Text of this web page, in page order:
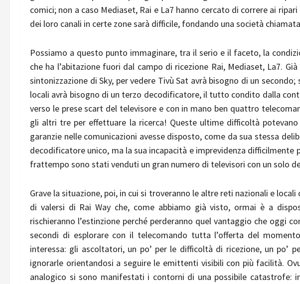
comici; non a caso Mediaset, Rai e La7 hanno cercato di correre ai
dei loro canali in certe zone sarà difficile, fondando una società
Possiamo a questo punto immaginare, tra il serio e il faceto, la
che ha l’abitazione fuori dal campo di ricezione Rai, Mediaset, La7.
sintonizzazione di Sky, per vedere Tivù Sat avrà bisogno di un
locali avrà bisogno di un terzo decodificatore, il tutto condito dalla
verso le prese scart del televisore e con in mano ben quattro
gli altri tre per effettuare la ricerca! Queste ultime difficoltà
garanzie nelle comunicazioni avesse disposto, come da sua stessa
decodificatore unico, ma la sua incapacità e imprevidenza difficilmente
frattempo sono stati venduti un gran numero di televisori con un solo
Grave la situazione, poi, in cui si troveranno le altre reti nazionali e
di valersi di Rai Way che, come abbiamo già visto, ormai è a
rischieranno l’estinzione perché perderanno quel vantaggio che oggi
secondi di esplorare con il telecomando tutta l’offerta del
interessa: gli ascoltatori, un po’ per le difficoltà di ricezione, un po’
ignorarle orientandosi a seguire le emittenti visibili con più facilità.
analogico si sono manifestati i contorni di una possibile catastrofe: